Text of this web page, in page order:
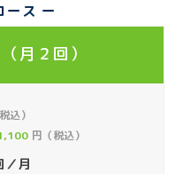
ース ー
月２回）
込）
円（税込）
月